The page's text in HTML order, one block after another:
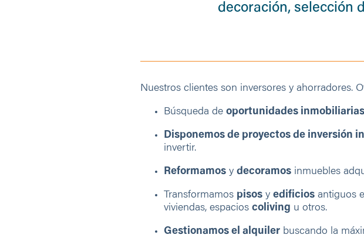
decoración, selección
Nuestros clientes son inversores y ahorradores.
Búsqueda de oportunidades inmobiliarias
Disponemos de proyectos de inversión
invertir.
Reformamos y decoramos inmuebles
Transformamos pisos y edificios antiguos
viviendas, espacios coliving u otros.
Gestionamos el alquiler buscando la